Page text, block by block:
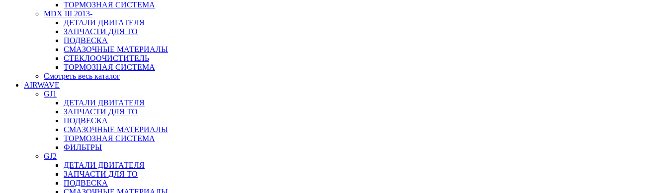
ТОРМОЗНАЯ СИСТЕМА
MDX III 2013-
ДЕТАЛИ ДВИГАТЕЛЯ
ЗАПЧАСТИ ДЛЯ ТО
ПОДВЕСКА
СМАЗОЧНЫЕ МАТЕРИАЛЫ
СТЕКЛООЧИСТИТЕЛЬ
ТОРМОЗНАЯ СИСТЕМА
Смотреть весь каталог
AIRWAVE
GJ1
ДЕТАЛИ ДВИГАТЕЛЯ
ЗАПЧАСТИ ДЛЯ ТО
ПОДВЕСКА
СМАЗОЧНЫЕ МАТЕРИАЛЫ
ТОРМОЗНАЯ СИСТЕМА
ФИЛЬТРЫ
GJ2
ДЕТАЛИ ДВИГАТЕЛЯ
ЗАПЧАСТИ ДЛЯ ТО
ПОДВЕСКА